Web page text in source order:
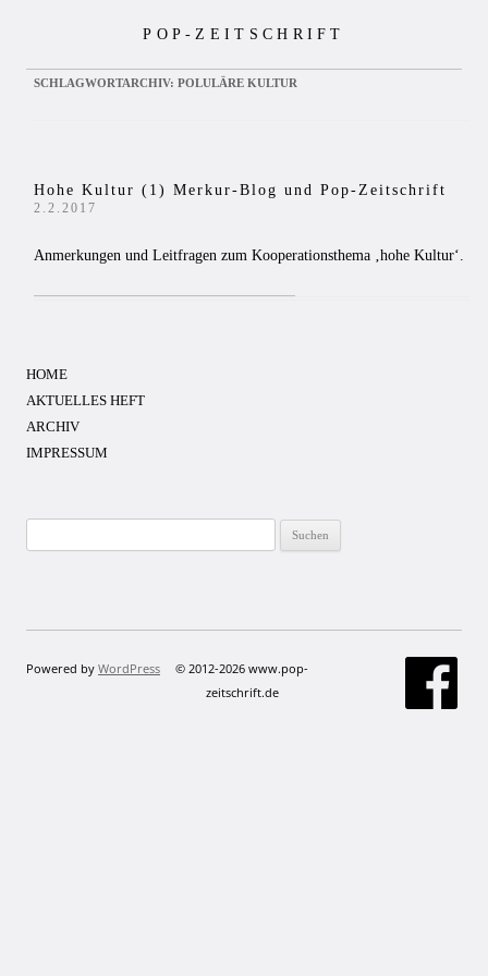
POP-ZEITSCHRIFT
SCHLAGWORTARCHIV: POLULÄRE KULTUR
Hohe Kultur (1) Merkur-Blog und Pop-Zeitschrift
2.2.2017
Anmerkungen und Leitfragen zum Kooperationsthema ‚hohe Kultur‘.
HOME
AKTUELLES HEFT
ARCHIV
IMPRESSUM
nach:
Powered by WordPress
© 2012-2026 www.pop-
zeitschrift.de